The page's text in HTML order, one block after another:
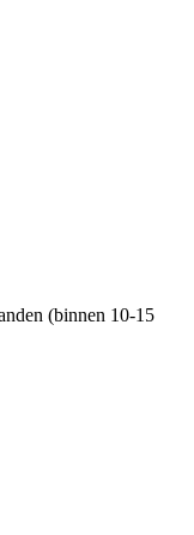
(binnen 10-15